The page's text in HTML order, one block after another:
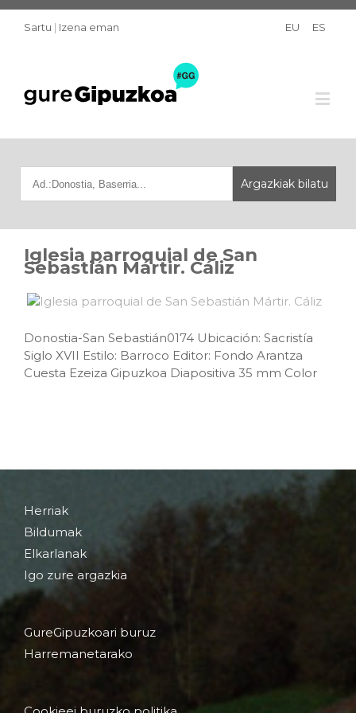
Sartu | Izena eman EU ES
Iglesia parroquial de San
Sebastián Mártir. Cáliz
Donostia-San Sebastián0174 Ubicación: Sacristía
Siglo XVII Estilo: Barroco Editor: Fondo Arantza
Cuesta Ezeiza Gipuzkoa Diapositiva 35 mm Color
Herriak
Bildumak
Elkarlanak
Igo zure argazkia
GureGipuzkoari buruz
Harremanetarako